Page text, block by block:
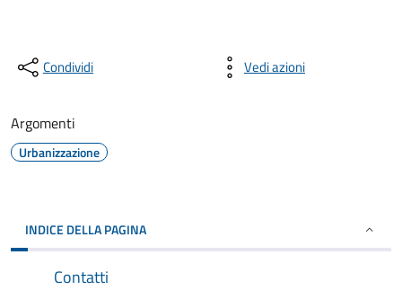
Condividi Vedi azioni
Argomenti
Urbanizzazione
INDICE DELLA PAGINA
Contatti